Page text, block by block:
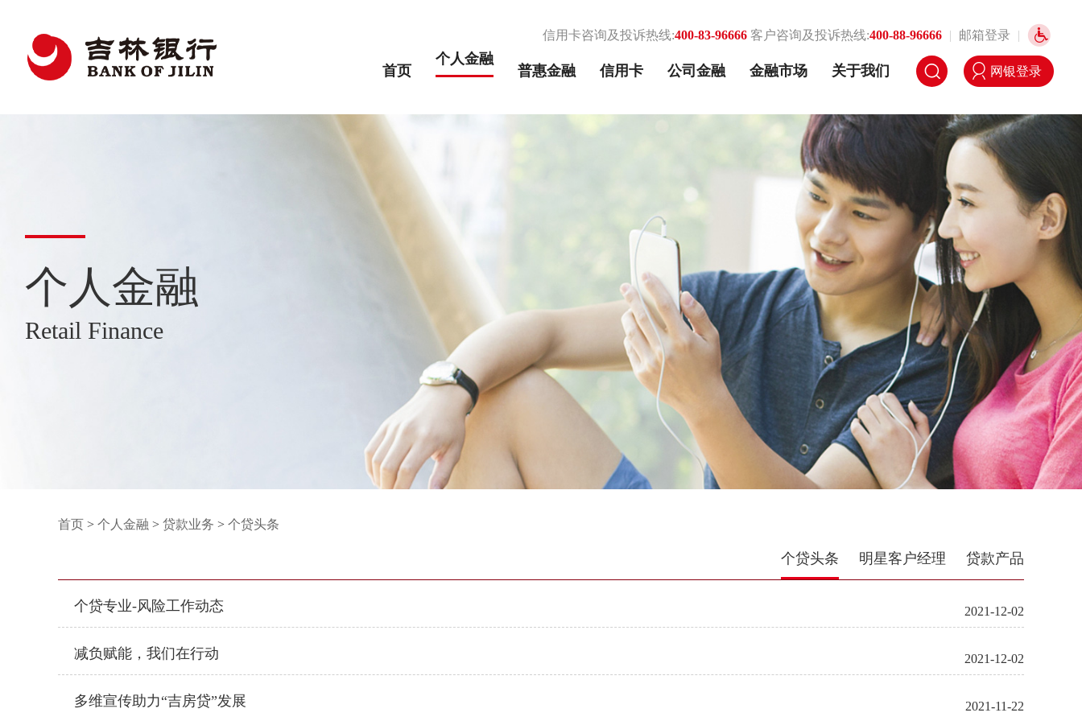
信用卡咨询及投诉热线:400-83-96666 客户咨询及投诉热线:400-88-96666 | 邮箱登录 |
首页
个人金融
普惠金融 信用卡 公司金融 金融市场 关于我们 网银登录
个人金融
Retail Finance
首页 > 个人金融 > 贷款业务 > 个贷头条
个贷头条 明星客户经理 贷款产品
个贷专业-风险工作动态 2021-12-02
减负赋能，我们在行动 2021-12-02
多维宣传助力“吉房贷”发展 2021-11-22